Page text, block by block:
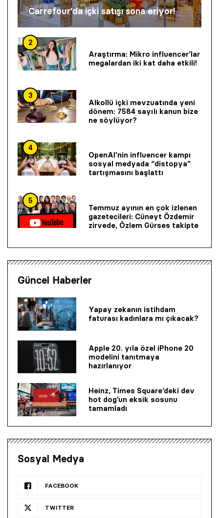
Carrefour’da içki satışı sona eriyor!
2
Araştırma: Mikro influencer’lar
megalardan iki kat daha etkili!
3
Alkollü içki mevzuatında yeni
dönem: 7584 sayılı kanun bize
ne söylüyor?
4
OpenAI’nin influencer kampı
sosyal medyada “distopya”
tartışmasını başlattı
5
Temmuz ayının en çok izlenen
gazetecileri: Cüneyt Özdemir
zirvede, Özlem Gürses takipte
Güncel Haberler
Yapay zekanın istihdam
faturası kadınlara mı çıkacak?
Apple 20. yıla özel iPhone 20
modelini tanıtmaya
hazırlanıyor
Heinz, Times Square’deki dev
hot dog’un eksik sosunu
tamamladı
Sosyal Medya
FACEBOOK
TWITTER